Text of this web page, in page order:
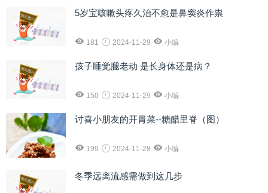
5岁宝咳嗽头疼久治不愈是鼻窦炎作祟
181 2024-11-29 小编
孩子睡觉腿老动 是长身体还是病？
150 2024-11-29 小编
讨喜小朋友的开胃菜--糖醋里脊（图）
199 2024-11-28 小编
冬季远离流感需做到这几步